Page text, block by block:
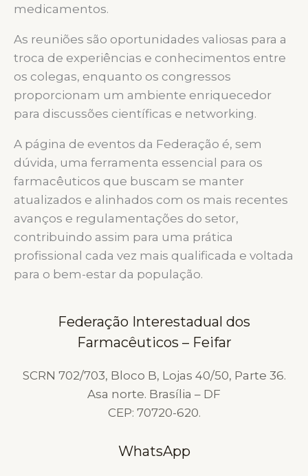
medicamentos.
As reuniões são oportunidades valiosas para a
troca de experiências e conhecimentos entre
os colegas, enquanto os congressos
proporcionam um ambiente enriquecedor
para discussões científicas e networking.
A página de eventos da Federação é, sem
dúvida, uma ferramenta essencial para os
farmacêuticos que buscam se manter
atualizados e alinhados com os mais recentes
avanços e regulamentações do setor,
contribuindo assim para uma prática
profissional cada vez mais qualificada e voltada
para o bem-estar da população.
Federação Interestadual dos
Farmacêuticos – Feifar
SCRN 702/703, Bloco B, Lojas 40/50, Parte 36.
Asa norte. Brasília – DF
CEP: 70720-620.
WhatsApp